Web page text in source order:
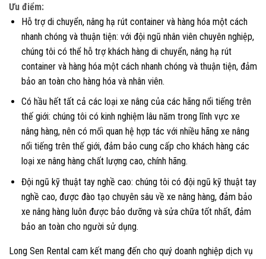
Ưu điểm:
Hỗ trợ di chuyển, nâng hạ rút container và hàng hóa một cách
nhanh chóng và thuận tiện: với đội ngũ nhân viên chuyên nghiệp,
chúng tôi có thể hỗ trợ khách hàng di chuyển, nâng hạ rút
container và hàng hóa một cách nhanh chóng và thuận tiện, đảm
bảo an toàn cho hàng hóa và nhân viên.
Có hầu hết tất cả các loại xe nâng của các hãng nổi tiếng trên
thế giới: chúng tôi có kinh nghiệm lâu năm trong lĩnh vực xe
nâng hàng, nên có mối quan hệ hợp tác với nhiều hãng xe nâng
nổi tiếng trên thế giới, đảm bảo cung cấp cho khách hàng các
loại xe nâng hàng chất lượng cao, chính hãng.
Đội ngũ kỹ thuật tay nghề cao: chúng tôi có đội ngũ kỹ thuật tay
nghề cao, được đào tạo chuyên sâu về xe nâng hàng, đảm bảo
xe nâng hàng luôn được bảo dưỡng và sửa chữa tốt nhất, đảm
bảo an toàn cho người sử dụng.
Long Sen Rental cam kết mang đến cho quý doanh nghiệp dịch vụ